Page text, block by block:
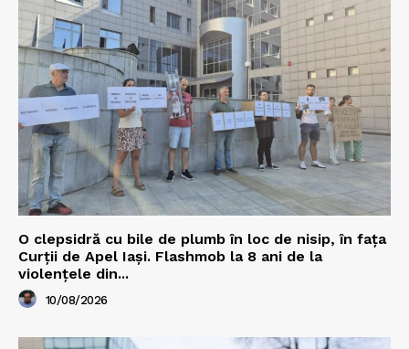
O clepsidră cu bile de plumb în loc de nisip, în fața
Curții de Apel Iași. Flashmob la 8 ani de la
violențele din...
10/08/2026